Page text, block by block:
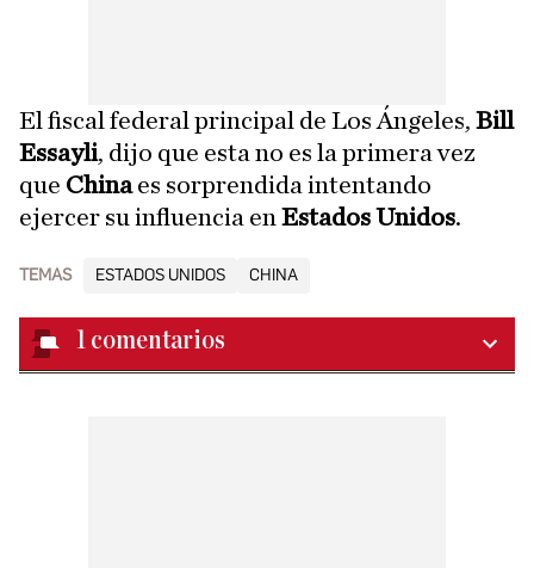
El fiscal federal principal de Los Ángeles, Bill
Essayli, dijo que esta no es la primera vez
que Chinaes sorprendida intentando
ejercer su influencia en Estados Unidos.
TEMAS ESTADOS UNIDOS CHINA
1 comentarios